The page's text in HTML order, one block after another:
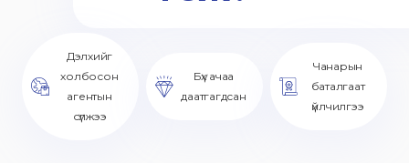
Дэлхийг
холбосон
агентын
сүлжээ
Бүх ачаа
даатгагдсан
Чанарын
баталгаат
үйлчилгээ